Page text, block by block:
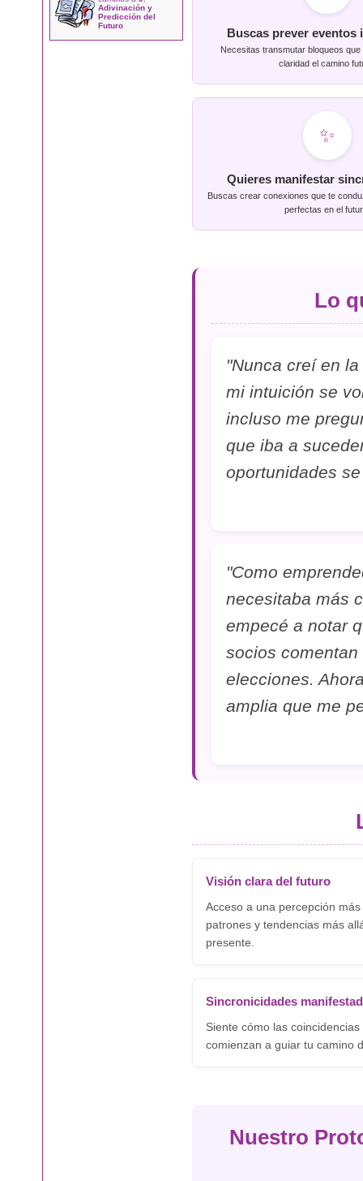
Adivinación y
Predicción del
Futuro
Buscas prever eventos
Necesitas transmutar bloqueos
claridad el camino
✨
Quieres manifestar
Buscas crear conexiones que te
perfectas en el
Lo
"Nunca creí en
mi intuición se
incluso me
que iba a
oportunidades
"Como
necesitaba más
empecé a notar
socios
elecciones.
amplia que me
Visión clara del futuro
Acceso a una percepción
patrones y tendencias más
presente.
Sincronicidades
Siente cómo las
comienzan a guiar tu camino
Nuestro